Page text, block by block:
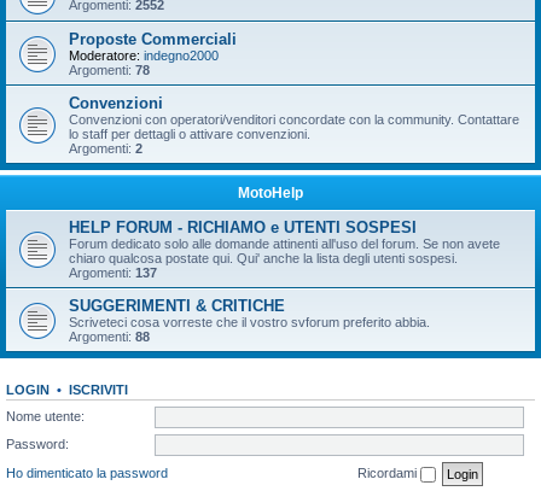
Argomenti: 2552
Proposte Commerciali
Moderatore: indegno2000
Argomenti: 78
Convenzioni
Convenzioni con operatori/venditori concordate con la community. Contattare
lo staff per dettagli o attivare convenzioni.
Argomenti: 2
MotoHelp
HELP FORUM - RICHIAMO e UTENTI SOSPESI
Forum dedicato solo alle domande attinenti all'uso del forum. Se non avete
chiaro qualcosa postate qui. Qui' anche la lista degli utenti sospesi.
Argomenti: 137
SUGGERIMENTI & CRITICHE
Scriveteci cosa vorreste che il vostro svforum preferito abbia.
Argomenti: 88
LOGIN • ISCRIVITI
Nome utente:
Password:
Ho dimenticato la password
Ricordami